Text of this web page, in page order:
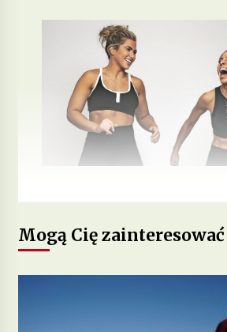
Mogą Cię zainteresować